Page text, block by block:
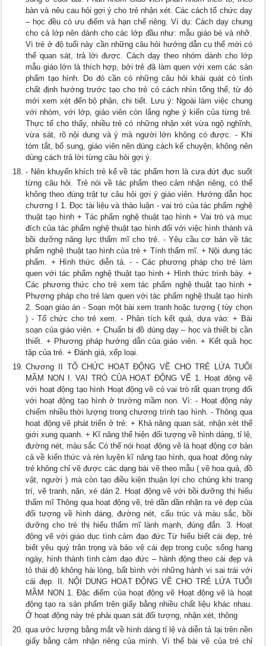
bàn và nêu cau hỏi gợi ý cho trẻ nhận xét. Các cách tổ chức dạy
– học đều có ưu điểm và hạn chế riêng. Ví dụ: Cách dạy chung
cho cả lớp nên dành cho các lớp đầu như: mẫu giáo bé và nhỡ.
Vì trẻ ở độ tuổi này cần những câu hỏi hướng dẫn cụ thể mới có
thể quan sát, trả lời được. Cách dạy theo nhóm dành cho lớp
mẫu giáo lớn là thích hợp, bởi trẻ đã làm quen với xem các sản
phẩm tạo hình. Do đó cần có những câu hỏi khái quát có tính
chất định hướng trước tạo cho trẻ có cách nhìn tổng thể, từ đó
mới xem xét đến bộ phận, chi tiết. Lưu ý: Ngoài làm việc chung
với nhóm, với lớp, giáo viên còn lắng nghe ý kiến của từng trẻ.
Thực tế cho thấy, nhiều trẻ có những nhận xét vừa ngộ nghĩnh,
vừa sát, rõ nội dung và ý mà người lớn không có được. - Khi
tóm tắt, bổ sung, giáo viên nên dùng cách kể chuyện, không nên
dùng cách trả lời từng câu hỏi gợi ý.
- Nên khuyến khích trẻ kể về tác phẩm hơn là cưa đứt đục suốt
từng câu hỏi. Trẻ nói về tác phẩm theo cảm nhận riêng, có thể
không theo đúng trật tự câu hỏi gợi ý giáo viên. Hướng dẫn học
chương I 1. Đọc tài liệu và thảo luận - vai trò của tác phẩm nghệ
thuật tạo hình + Tác phẩm nghệ thuật tạo hình + Vai trò và mục
đích của tác phẩm nghệ thuật tạo hình đối với việc hình thành và
bồi dưỡng năng lực thẩm mĩ cho trẻ. - Yêu cầu cơ bản về tác
phẩm nghệ thuật tạo hình của trẻ + Tính thẩm mĩ. + Nội dung tác
phẩm. + Hình thức diễn tả. - - Các phương pháp cho trẻ làm
quen với tác phẩm nghệ thuật tạo hình + Hình thức trình bày. +
Các phương thức cho trẻ xem tác phẩm nghệ thuật tạo hình +
Phương pháp cho trẻ làm quen với tác phẩm nghệ thuật tạo hình
2. Soạn giáo án - Soạn một bài xem tranh hoặc tượng ( tùy chọn
) - Tổ chức cho trẻ xem. - Phân tích kết quả, dựa vào: + Bài
soạn của giáo viên. + Chuẩn bị đồ dùng dạy – học và thiết bị cần
thiết. + Phương pháp hướng dẫn của giáo viên. + Kết quả học
tập của trẻ. + Đánh giá, xếp loại.
Chương II TỔ CHỨC HOẠT ĐỘNG VẼ CHO TRẺ LỨA TUỔI
MẦM NON I. VAI TRÒ CỦA HOẠT ĐỘNG VẼ 1. Hoạt động vẽ
với hoạt động tạo hình Hoạt động vẽ có vai trò rất quan trọng đối
với hoạt động tạo hình ở trường mầm non. Vì: - Hoạt động này
chiếm nhiều thời lượng trong chương trình tạo hình. - Thông qua
hoạt động vẽ phát triển ở trẻ: + Khả năng quan sát, nhận xét thế
giới xung quanh. + Kĩ năng thể hiện đối tượng về hình dáng, tỉ lệ,
đường nét, màu sắc Có thể nói hoạt động vẽ là hoạt động cơ bản
cả về kiến thức và rèn luyện kĩ năng tạo hình, qua hoạt động này
trẻ không chỉ vẽ được các dạng bài vẽ theo mẫu ( vẽ hoa quả, đồ
vật, người ) mà còn tạo điều kiện thuận lợi cho chúng khi trang
trí, vẽ tranh, nặn, xé dán 2. Hoạt động vẽ với bồi dưỡng thị hiếu
thẩm mĩ Thông qua hoạt động vẽ, trẻ dần dần nhận ra vẻ đẹp của
đối tượng về hình dáng, đường nét, cấu trúc và màu sắc, bồi
dưỡng cho trẻ thị hiếu thẩm mĩ lành mạnh, đúng đắn. 3. Hoạt
động vẽ với giáo dục tình cảm đạo đức Từ hiểu biết cái đẹp, trẻ
biết yêu quý trân trọng và bảo vệ cái đẹp trong cuộc sống hang
ngày, hình thành tình cảm đạo đức – hành động theo cái đẹp và
tỏ thái độ không hài lòng, bất bình với những hành vi sai trái với
cái đẹp. II. NỘI DUNG HOẠT ĐỘNG VẼ CHO TRẺ LỨA TUỔI
MẦM NON 1. Đặc điểm của hoạt động vẽ Hoạt động vẽ là hoạt
động tạo ra sản phẩm trên giấy bằng nhiều chất liệu khác nhau.
Ở hoạt động này trẻ phải quan sát đối tượng, nhận xét, thông
qua ước lượng bằng mắt về hình dáng tỉ lệ và diễn tả lại trên nền
giấy bằng cảm nhận riêng của mình. Vì thế bài vẽ của trẻ chỉ